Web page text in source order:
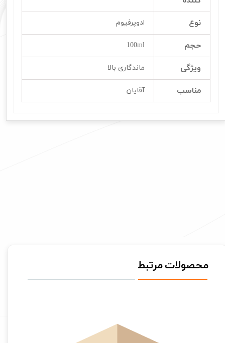
نوع ادوپرفیوم
حجم 100ml
ویژگی ماندگاری بالا
مناسب آقایان
محصولات مرتبط